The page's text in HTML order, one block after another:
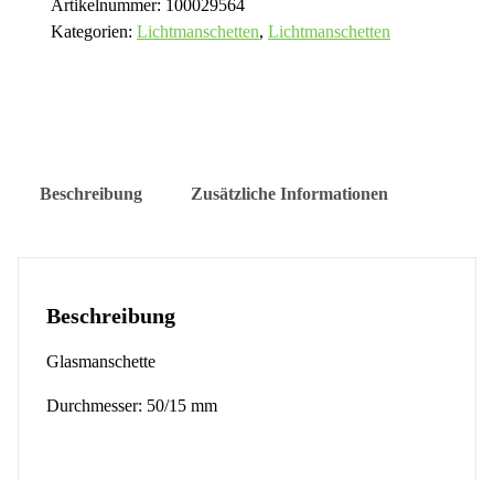
Artikelnummer: 100029564
Kategorien: Lichtmanschetten, Lichtmanschetten
Beschreibung Zusätzliche Informationen
Beschreibung
Glasmanschette
Durchmesser: 50/15 mm